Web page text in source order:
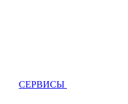
СЕРВИСЫ